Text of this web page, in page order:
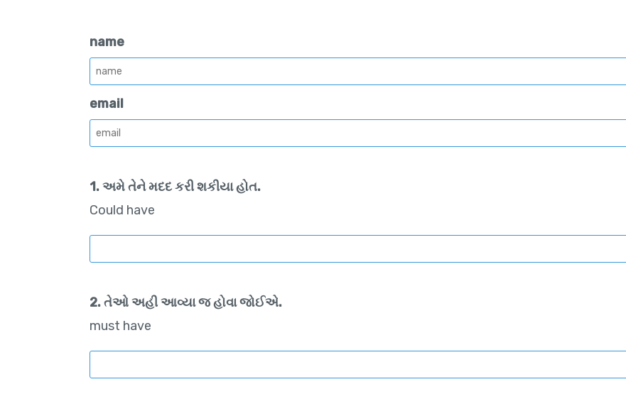
name
email
1. અમે તેને મદદ કરી શકીયા હોત.
Could have
2. તેઓ અહી આવ્યા જ હોવા જોઈએ.
must have